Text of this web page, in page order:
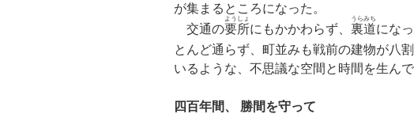
が集まるところになった。
交通の要所
ようしょ
にもかかわらず、 裏道
うらみち
にな
とんど通らず、町並みも戦前の建物が八
いるような、不思議な空間と時間を生んで
四百年間、 勝間を守って